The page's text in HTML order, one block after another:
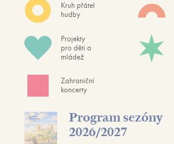
Kruh přátel
hudby
Projekty
pro děti a
mládež
Zahraniční
koncerty
Program sezóny
2026/2027